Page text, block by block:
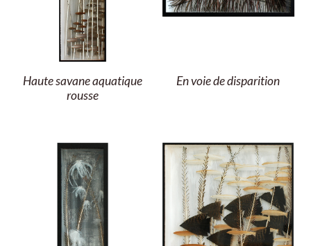
Haute savane aquatique
rousse
En voie de disparition